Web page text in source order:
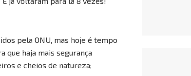
pela ONU, mas hoje é tempo
que haja mais segurança
e cheios de natureza;